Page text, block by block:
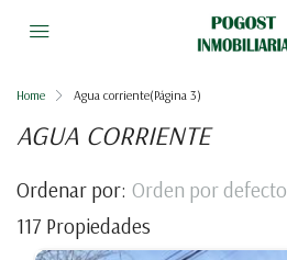
Home Agua corriente(Página 3)
AGUA CORRIENTE
117 Propiedades
Ordenar por: Orden por defecto